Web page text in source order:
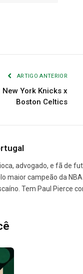
ARTIGO ANTERIOR
York Knicks x
Boston Celtics
advogado, e fã de
maior campeão da
Tem Paul Pierce